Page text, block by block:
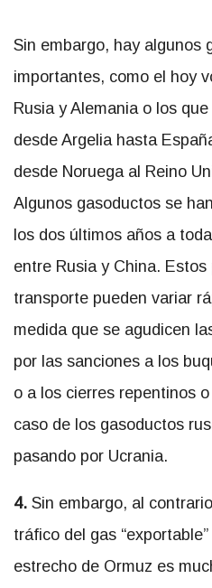
Sin embargo, hay algunos
importantes, como el hoy
Rusia y Alemania o los
desde Argelia hasta
desde Noruega al Reino
Algunos gasoductos se
los dos últimos años a
entre Rusia y China.
transporte pueden variar
medida que se agudicen
por las sanciones a los
o a los cierres repentinos
caso de los gasoductos
pasando por Ucrania.
4. Sin embargo, al
tráfico del gas
estrecho de Ormuz es